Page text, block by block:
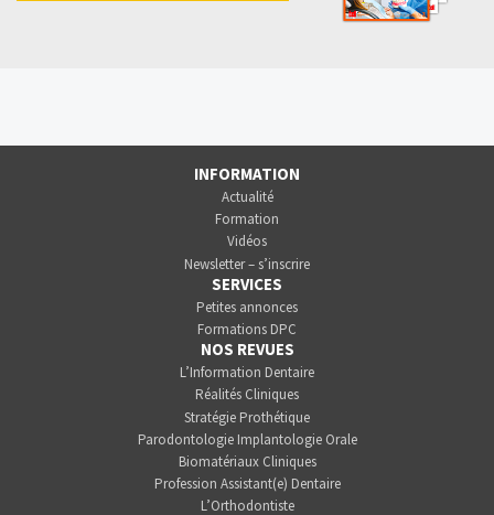
INFORMATION
Actualité
Formation
Vidéos
Newsletter – s’inscrire
SERVICES
Petites annonces
Formations DPC
NOS REVUES
L’Information Dentaire
Réalités Cliniques
Stratégie Prothétique
Parodontologie Implantologie Orale
Biomatériaux Cliniques
Profession Assistant(e) Dentaire
L’Orthodontiste